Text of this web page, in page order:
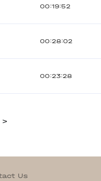
00:19:52
00:28:02
00:23:28
>
Us